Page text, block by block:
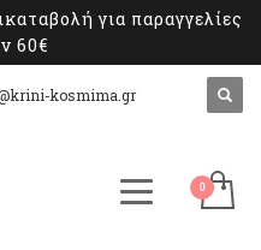
για παραγγελίες
60€
kosmima.gr